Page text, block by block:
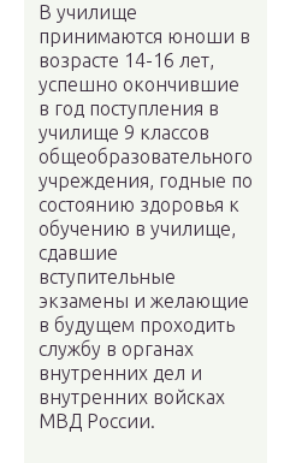
В училище
принимаются юноши в
возрасте 14-16 лет,
успешно окончившие
в год поступления в
училище 9 классов
общеобразовательного
учреждения, годные по
состоянию здоровья к
обучению в училище,
сдавшие
вступительные
экзамены и желающие
в будущем проходить
службу в органах
внутренних дел и
внутренних войсках
МВД России.